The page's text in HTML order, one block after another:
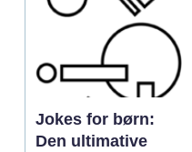
Jokes for børn:
Den ultimative